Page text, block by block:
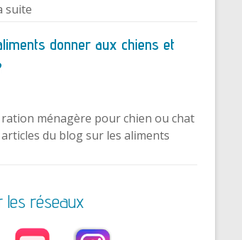
suite
donner aux chiens et
ménagère pour chien ou chat
du blog sur les aliments
les réseaux